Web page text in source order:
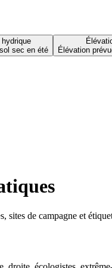
sec en été
Élévation
sites de campagne et